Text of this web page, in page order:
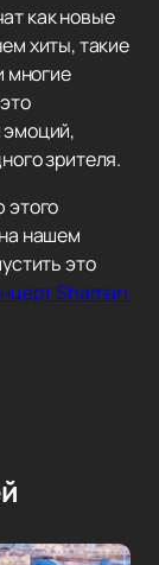
как новые
хиты, такие
многие
эмоций,
зрителя.
этого
нашем
это
Shaman